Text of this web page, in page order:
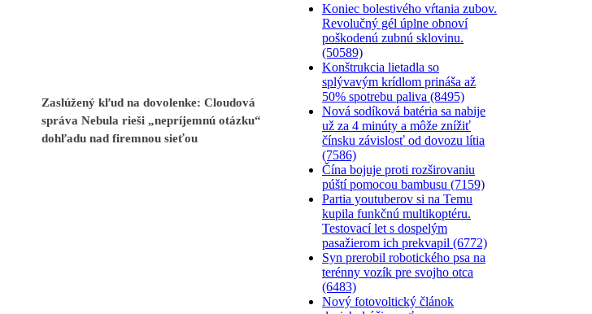
Zaslúžený kľud na dovolenke: Cloudová
správa Nebula rieši „nepríjemnú otázku“
dohľadu nad firemnou sieťou
Koniec bolestivého vŕtania zubov.
Revolučný gél úplne obnoví
poškodenú zubnú sklovinu.
(50589)
Konštrukcia lietadla so
splývavým krídlom prináša až
50% spotrebu paliva (8495)
Nová sodíková batéria sa nabije
už za 4 minúty a môže znížiť
čínsku závislosť od dovozu lítia
(7586)
Čína bojuje proti rozširovaniu
púští pomocou bambusu (7159)
Partia youtuberov si na Temu
kupila funkčnú multikoptéru.
Testovací let s dospelým
pasažierom ich prekvapil (6772)
Syn prerobil robotického psa na
terénny vozík pre svojho otca
(6483)
Nový fotovoltický článok